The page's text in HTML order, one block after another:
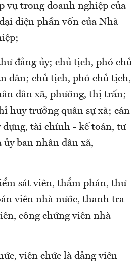
vụ trong doanh nghiệp của
diện phần vốn của Nhà
đảng ủy; chủ tịch, phó chủ
dân; chủ tịch, phó chủ tịch,
dân xã, phường, thị trấn;
huy trưởng quân sự xã; cán
dựng, tài chính - kế toán, tư
ban nhân dân xã,
sát viên, thẩm phán, thư
viên nhà nước, thanh tra
công chứng viên nhà
viên chức là đảng viên